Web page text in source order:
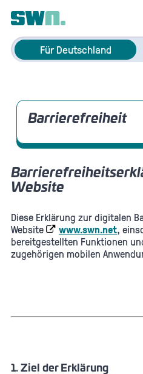
Für Deutschland
Barrierefreiheit
Website
Diese Erklärung zur digitalen
Website
www.swn.net,
bereitgestellten Funktionen
zugehörigen mobilen
1. Ziel der Erklärung